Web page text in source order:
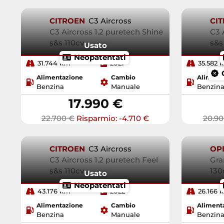
CITROEN C3 Aircross
C3 Aircross 1.2 puretech Shine
s&s 110cv
Neopatentati
Usato
31.744 km 2021
Alimentazione
Benzina
Cambio
Manuale
17.990 €
22.700 € Risparmio: -4.710 €
C3
35.582
Benzina
CITROEN C3 Aircross
C3 Aircross 1.2 puretech Feel
s&s 110cv
Neopatentati
Usato
43.176 km 2022
Alimentazione
Benzina
Cambio
Manuale
26.166
Benzina